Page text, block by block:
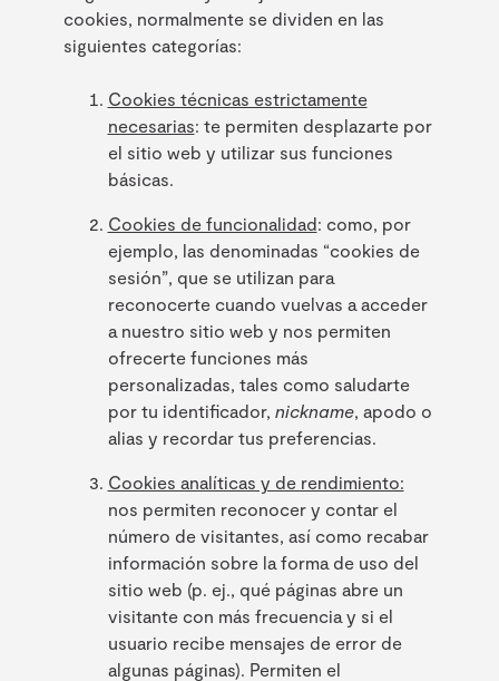
cookies, normalmente se dividen en las
siguientes categorías:
Cookies técnicas estrictamente
necesarias: te permiten desplazarte por
el sitio web y utilizar sus funciones
básicas.
Cookies de funcionalidad: como, por
ejemplo, las denominadas “cookies de
sesión”, que se utilizan para
reconocerte cuando vuelvas a acceder
a nuestro sitio web y nos permiten
ofrecerte funciones más
personalizadas, tales como saludarte
por tu identificador, nickname, apodo o
alias y recordar tus preferencias.
Cookies analíticas y de rendimiento:
nos permiten reconocer y contar el
número de visitantes, así como recabar
información sobre la forma de uso del
sitio web (p. ej., qué páginas abre un
visitante con más frecuencia y si el
usuario recibe mensajes de error de
algunas páginas). Permiten el